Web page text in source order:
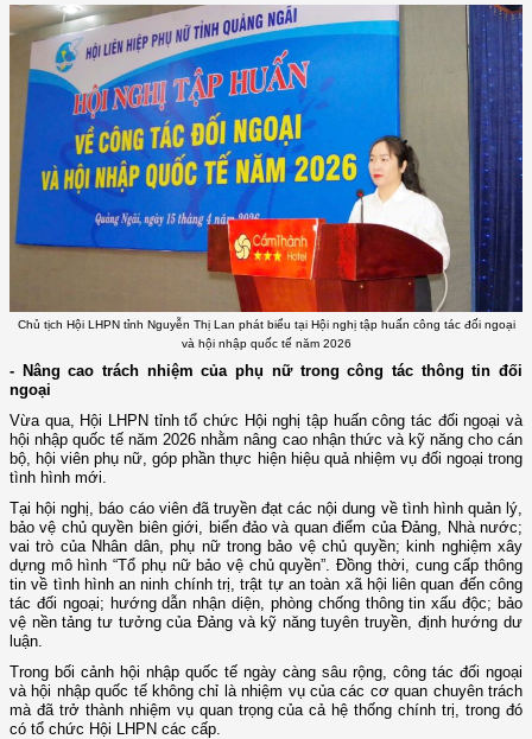
Chủ tịch Hội LHPN tỉnh Nguyễn Thị Lan phát biểu tại Hội nghị tập huấn công tác đối ngoại
và hội nhập quốc tế năm 2026
- Nâng cao trách nhiệm của phụ nữ trong công tác thông tin đối
ngoại
Vừa qua, Hội LHPN tỉnh tổ chức Hội nghị tập huấn công tác đối ngoại và
hội nhập quốc tế năm 2026 nhằm nâng cao nhận thức và kỹ năng cho cán
bộ, hội viên phụ nữ, góp phần thực hiện hiệu quả nhiệm vụ đối ngoại trong
tình hình mới.
Tại hội nghị, báo cáo viên đã truyền đạt các nội dung về tình hình quản lý,
bảo vệ chủ quyền biên giới, biển đảo và quan điểm của Đảng, Nhà nước;
vai trò của Nhân dân, phụ nữ trong bảo vệ chủ quyền; kinh nghiệm xây
dựng mô hình “Tổ phụ nữ bảo vệ chủ quyền”. Đồng thời, cung cấp thông
tin về tình hình an ninh chính trị, trật tự an toàn xã hội liên quan đến công
tác đối ngoại; hướng dẫn nhận diện, phòng chống thông tin xấu độc; bảo
vệ nền tảng tư tưởng của Đảng và kỹ năng tuyên truyền, định hướng dư
luận.
Trong bối cảnh hội nhập quốc tế ngày càng sâu rộng, công tác đối ngoại
và hội nhập quốc tế không chỉ là nhiệm vụ của các cơ quan chuyên trách
mà đã trở thành nhiệm vụ quan trọng của cả hệ thống chính trị, trong đó
có tổ chức Hội LHPN các cấp.